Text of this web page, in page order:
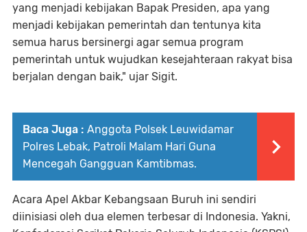
yang menjadi kebijakan Bapak Presiden, apa yang
menjadi kebijakan pemerintah dan tentunya kita
semua harus bersinergi agar semua program
pemerintah untuk wujudkan kesejahteraan rakyat bisa
berjalan dengan baik," ujar Sigit.
Baca Juga : Anggota Polsek Leuwidamar
Polres Lebak, Patroli Malam Hari Guna
Mencegah Gangguan Kamtibmas.
Acara Apel Akbar Kebangsaan Buruh ini sendiri
diinisiasi oleh dua elemen terbesar di Indonesia. Yakni,